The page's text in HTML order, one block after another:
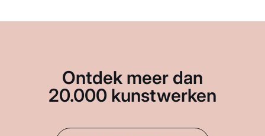
Ontdek meer dan
20.000 kunstwerken